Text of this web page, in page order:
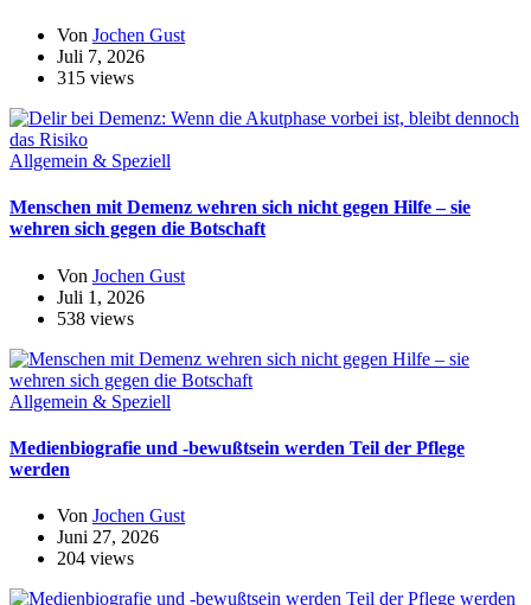
Von Jochen Gust
Juli 7, 2026
315 views
Allgemein & Speziell
Menschen mit Demenz wehren sich nicht gegen Hilfe – sie
wehren sich gegen die Botschaft
Von Jochen Gust
Juli 1, 2026
538 views
Allgemein & Speziell
Medienbiografie und -bewußtsein werden Teil der Pflege
werden
Von Jochen Gust
Juni 27, 2026
204 views